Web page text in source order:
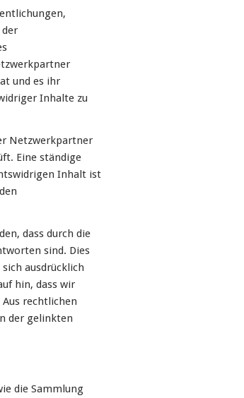
und es ihr
Inhalte zu
Netzwerkpartner
Eine ständige
Inhalt ist
dass durch die
sind. Dies
ausdrücklich
hin, dass wir
rechtlichen
der gelinkten
die Sammlung